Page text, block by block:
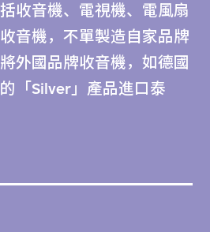
收音機、電視機、電風扇
音機，不單製造自家品牌
外國品牌收音機，如德國
「Silver」產品進口泰